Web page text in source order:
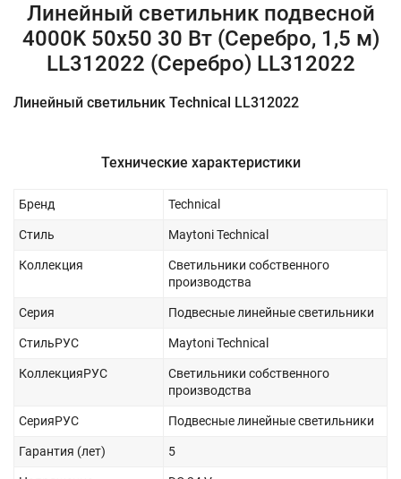
Линейный светильник подвесной
4000K 50x50 30 Вт (Серебро, 1,5 м)
LL312022 (Серебро) LL312022
Линейный светильник Technical LL312022
Технические характеристики
Бренд Technical
Стиль Maytoni Technical
Коллекция
Светильники собственного
производства
Серия Подвесные линейные светильники
СтильРУС Maytoni Technical
КоллекцияРУС
Светильники собственного
производства
СерияРУС Подвесные линейные светильники
Гарантия (лет) 5